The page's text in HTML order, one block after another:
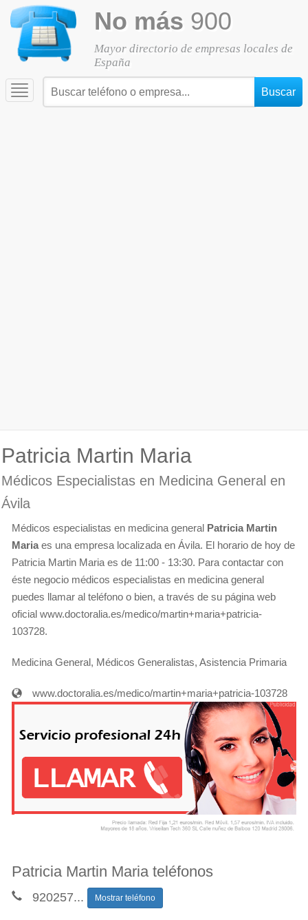
No más 900
Mayor directorio de empresas locales de
España
Toggle
navigation
Patricia Martin Maria
Médicos Especialistas en Medicina General en
Ávila
Médicos especialistas en medicina general Patricia Martin
Maria es una empresa localizada en Ávila. El horario de hoy de
Patricia Martin Maria es de 11:00 - 13:30. Para contactar con
éste negocio médicos especialistas en medicina general
puedes llamar al teléfono o bien, a través de su página web
oficial www.doctoralia.es/medico/martin+maria+patricia-
103728.
Medicina General, Médicos Generalistas, Asistencia Primaria
www.doctoralia.es/medico/martin+maria+patricia-103728
Patricia Martin Maria teléfonos
920257... Mostrar teléfono